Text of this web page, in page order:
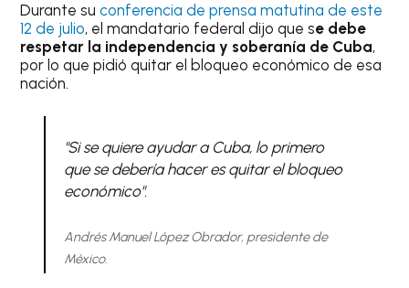
Durante suconferencia de prensa matutina de este
12 de julio, el mandatario federal dijo que se debe
respetar la independencia y soberanía de Cuba,
por lo que pidió quitar el bloqueo económico de esa
nación.
"Si se quiere ayudar a Cuba, lo primero
que se debería hacer es quitar el bloqueo
económico".
Andrés Manuel López Obrador, presidente de
México.